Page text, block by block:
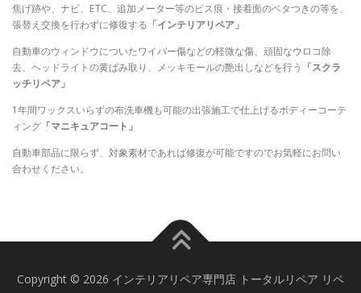
焦げ跡や、ナビ、ETC、追加メーター等のビス痕・接着面のベタつきの等を、
張替え交換を行わずに修復する 「インテリアリペア」
自動車のウィンドウについたワイパー傷などの軽微な傷、頑固なウロコ除
去、ヘッドライトの黄ばみ取り、メッキモールの艶出しなどを行う 「スクラ
ッチリペア」
1年間ワックスいらずの布洗車機も可能の出張施工で仕上げるボディーコーテ
ィング 「マニキュアコート」
自動車部品に限らず、対象素材であれば修復が可能ですのでお気軽にお問い
合わせください。
Copyright © 2026 インテリアリペア専門店 トータルリペア リペ